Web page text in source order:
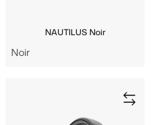
NAUTILUS Noir
Noir